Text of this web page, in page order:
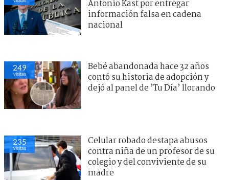
Antonio Kast por entregar
información falsa en cadena
nacional
249
visitas
Bebé abandonada hace 32 años
contó su historia de adopción y
dejó al panel de ’Tu Día’ llorando
235
visitas
Celular robado destapa abusos
contra niña de un profesor de su
colegio y del conviviente de su
madre